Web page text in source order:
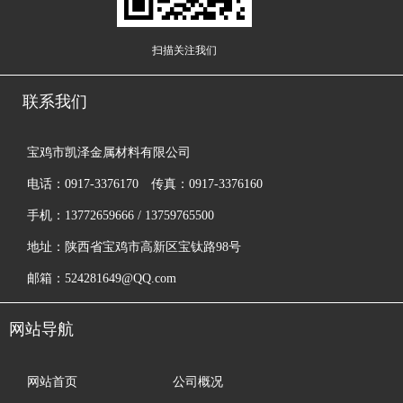
扫描关注我们
联系我们
宝鸡市凯泽金属材料有限公司
电话：0917-3376170 传真：0917-3376160
手机：13772659666 / 13759765500
地址：陕西省宝鸡市高新区宝钛路98号
邮箱：524281649@QQ.com
网站导航
网站首页 公司概况